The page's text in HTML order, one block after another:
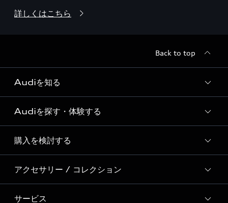
詳しくはこちら
Back to top
Audiを知る
Audi ブランド
Story of Progress
Audi Sport
Formula 1®
デジタルサービス
Audiを探す・体験する
ディーラー検索
新車在庫検索
試乗車・展示車検索
購入を検討する
モデル一覧
特別仕様モデル / 限定モデル
アクセサリー / コレクション
サービス